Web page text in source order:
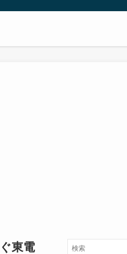
方々が簡単に痩せることが出来るように分か
東電